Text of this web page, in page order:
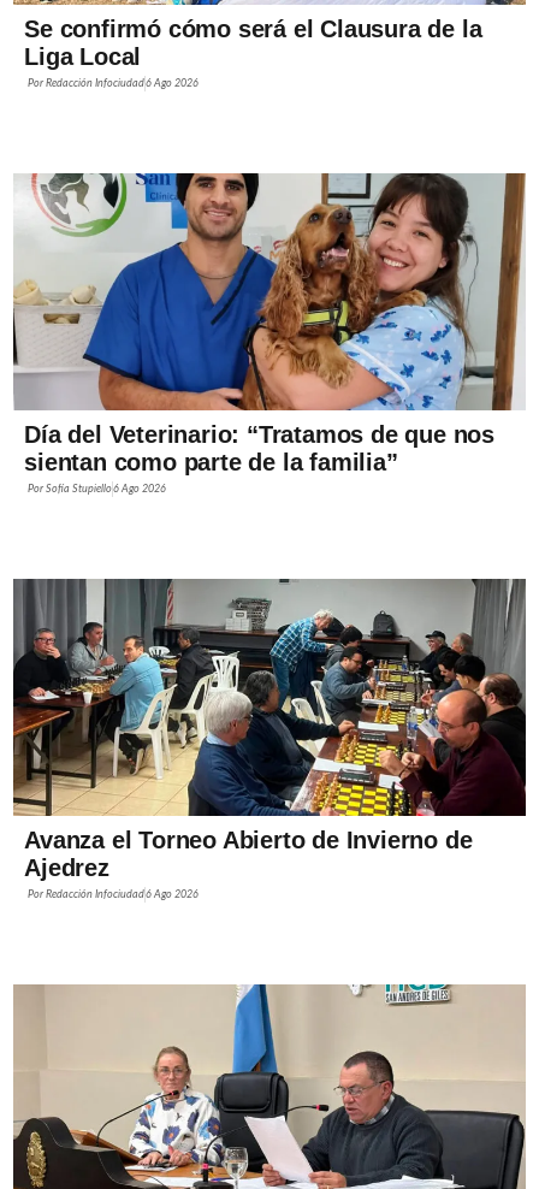
Se confirmó cómo será el Clausura de la
Liga Local
PorRedacción Infociudad6 Ago 2026
Día del Veterinario: “Tratamos de que nos
sientan como parte de la familia”
PorSofía Stupiello6 Ago 2026
Avanza el Torneo Abierto de Invierno de
Ajedrez
PorRedacción Infociudad6 Ago 2026